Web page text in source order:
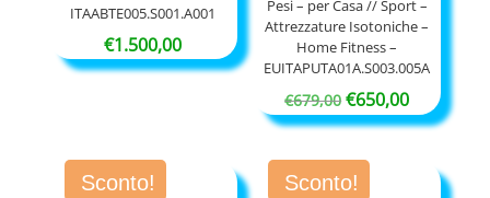
ITAABTE005.S001.A001
€1.500,00
Pesi – per Casa // Sport –
Attrezzature Isotoniche –
Home Fitness –
EUITAPUTA01A.S003.005A
€679,00 Il
prezzo
originale
era:
€650,00Il
prezzo
Sconto! Sconto!